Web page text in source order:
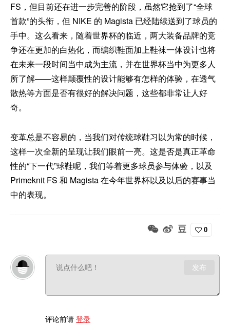
FS，但目前还在进一步完善的阶段，虽然它抢到了“全球
首款”的头衔，但 NIKE 的 Magista 已经陆续送到了球员的
手中。这么看来，随着世界杯的临近，两大装备品牌的竞
争还在更加的白热化，而编织鞋面加上鞋袜一体设计也将
在未来一段时间当中成为主流，并在世界杯当中为更多人
所了解——这样颠覆性的设计能够有怎样的体验，在透气
散热等方面是否有很好的解决问题，这些都非常让人好
奇。
变革总是不容易的，当我们对传统球鞋习以为常的时候，
这样一次全新的呈现让我们眼前一亮。这是否是真正革命
性的“下一代”球鞋呢，我们等着更多球员参与体验，以及
Primeknit FS 和 Magista 在今年世界杯以及以后的赛事当
中的表现。
0
发布
评论前请 登录